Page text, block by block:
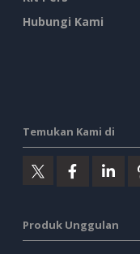
Hubungi Kami
Temukan Kami di
Produk Unggulan